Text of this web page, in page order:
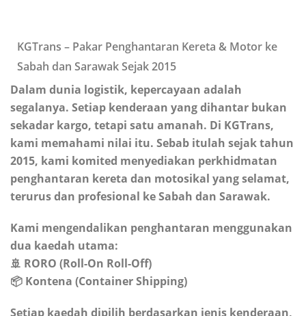
KGTrans – Pakar Penghantaran Kereta & Motor ke
Sabah dan Sarawak Sejak 2015
Dalam dunia logistik, kepercayaan adalah
segalanya. Setiap kenderaan yang dihantar bukan
sekadar kargo, tetapi satu amanah. Di KGTrans,
kami memahami nilai itu. Sebab itulah sejak tahun
2015, kami komited menyediakan perkhidmatan
penghantaran kereta dan motosikal yang selamat,
terurus dan profesional ke Sabah dan Sarawak.
Kami mengendalikan penghantaran menggunakan
dua kaedah utama:
🚢 RORO (Roll-On Roll-Off)
📦 Kontena (Container Shipping)
Setiap kaedah dipilih berdasarkan jenis kenderaan,